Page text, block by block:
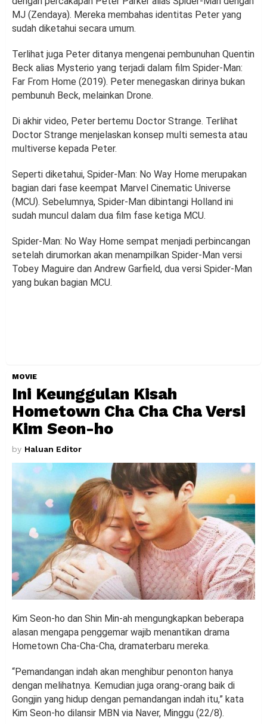
MJ (Zendaya). Mereka membahas identitas Peter yang
sudah diketahui secara umum.
Terlihat juga Peter ditanya mengenai pembunuhan Quentin
Beck alias Mysterio yang terjadi dalam film Spider-Man:
Far From Home (2019). Peter menegaskan dirinya bukan
pembunuh Beck, melainkan Drone.
Di akhir video, Peter bertemu Doctor Strange. Terlihat
Doctor Strange menjelaskan konsep multi semesta atau
multiverse kepada Peter.
Seperti diketahui, Spider-Man: No Way Home merupakan
bagian dari fase keempat Marvel Cinematic Universe
(MCU). Sebelumnya, Spider-Man dibintangi Holland ini
sudah muncul dalam dua film fase ketiga MCU.
Spider-Man: No Way Home sempat menjadi perbincangan
setelah dirumorkan akan menampilkan Spider-Man versi
Tobey Maguire dan Andrew Garfield, dua versi Spider-Man
yang bukan bagian MCU.
MOVIE
Ini Keunggulan Kisah
Hometown Cha Cha Cha Versi
Kim Seon-ho
by Haluan Editor
Kim Seon-ho dan Shin Min-ah mengungkapkan beberapa
alasan mengapa penggemar wajib menantikan drama
Hometown Cha-Cha-Cha, dramaterbaru mereka.
“Pemandangan indah akan menghibur penonton hanya
dengan melihatnya. Kemudian juga orang-orang baik di
Gongjin yang hidup dengan pemandangan indah itu,” kata
Kim Seon-ho dilansir MBN via Naver, Minggu (22/8).